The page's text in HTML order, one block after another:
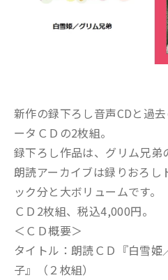
新作の録下ろし音声CDと過
ータＣＤの2枚組。
録下ろし作品は、グリム兄弟
朗読アーカイブは録りおろし
ック分と大ボリュームです。
ＣＤ2枚組、税込4,000円。
＜ＣＤ概要＞
タイトル：朗読ＣＤ『白雪
子』（２枚組）